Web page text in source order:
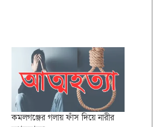
কমলগঞ্জের গলায় ফাঁস দিয়ে নারীর